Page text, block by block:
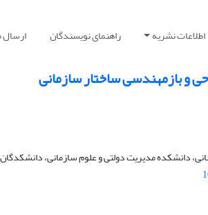
اطلاعات نشریه راهنمای نویسندگان ارسال
و بازمهندسی ساختار سازمانی
دانشکده مدیریت دولتی و علوم سازمانی، دانشکدگان